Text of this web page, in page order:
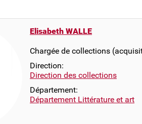
Elisabeth WALLE
Chargée de collections
Direction:
Direction des collections
Département:
Département Littérature et art